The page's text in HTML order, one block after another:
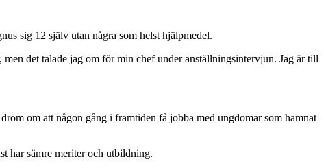
sig 12 själv utan några som helst hjälpmedel.
det talade jag om för min chef under anställningsintervjun. Jag är till
om att någon gång i framtiden få jobba med ungdomar som hamnat
har sämre meriter och utbildning.